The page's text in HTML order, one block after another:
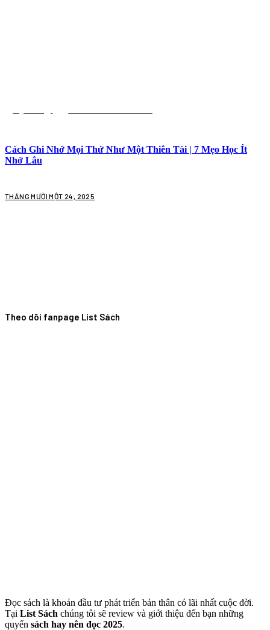
Cách Ghi Nhớ Mọi Thứ Như Một Thiên Tài | 7 Mẹo Học Ít
Nhớ Lâu
THÁNG MƯỜI MỘT 24, 2025
Theo dõi fanpage List Sách
Đọc sách là khoản đầu tư phát triển bản thân có lãi nhất cuộc đời.
Tại List Sách chúng tôi sẽ review và giới thiệu đến bạn những
quyển sách hay nên đọc 2025.